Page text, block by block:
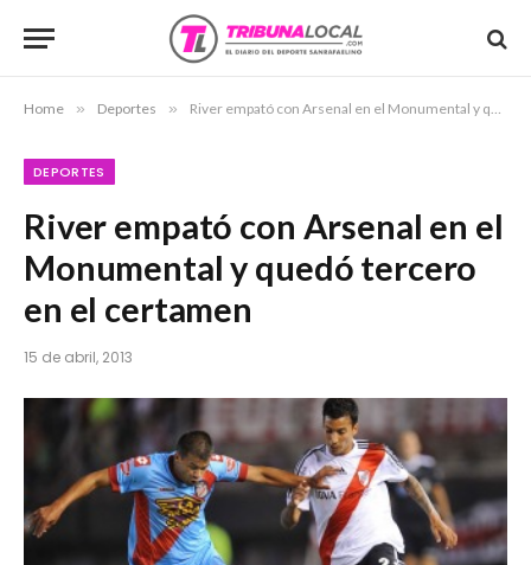
Home » Deportes » River empató con Arsenal en el Monumental y quedó tercero en el certamen
DEPORTES
River empató con Arsenal en el
Monumental y quedó tercero
en el certamen
15 de abril, 2013